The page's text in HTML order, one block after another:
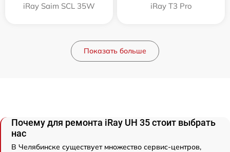
iRay Saim SCL 35W iRay T3 Pro
Показать больше
Почему для ремонта iRay UH 35 стоит выбрать
нас
В Челябинске существует множество сервис-центров,